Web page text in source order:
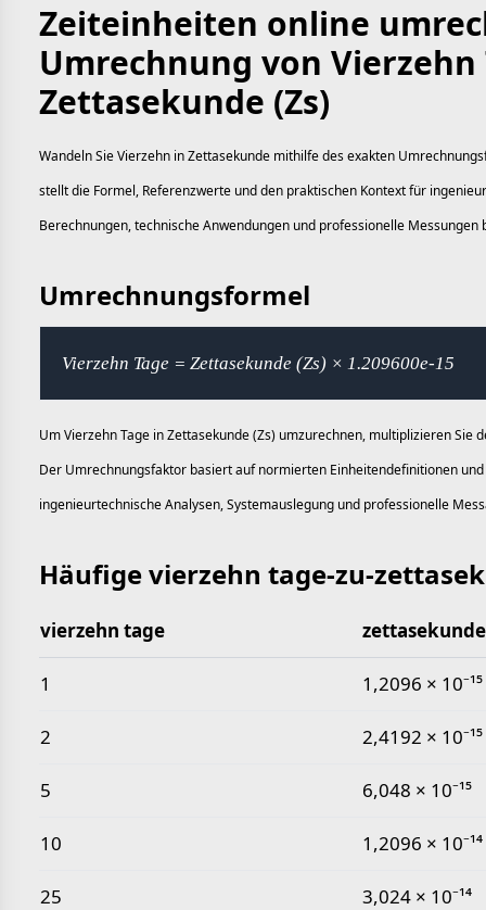
Zeiteinheiten online
Umrechnung von Vierzehn
Zettasekunde (Zs)
Wandeln Sie Vierzehn in Zettasekunde mithilfe des exakten
stellt die Formel, Referenzwerte und den praktischen Kontext für
Berechnungen, technische Anwendungen und professionelle Messungen
Umrechnungsformel
Vierzehn Tage = Zettasekunde (Zs) × 1.209600e-15
Um Vierzehn Tage in Zettasekunde (Zs) umzurechnen, multiplizieren Sie
Der Umrechnungsfaktor basiert auf normierten Einheitendefinitionen
ingenieurtechnische Analysen, Systemauslegung und professionelle
Häufige vierzehn tage-zu-
Häufige vierzehn tage-zu-zettasekunde-Werte
vierzehn tage zettasekunde
1 1,2096 × 10⁻¹⁵
2 2,4192 × 10⁻¹⁵
5 6,048 × 10⁻¹⁵
10 1,2096 × 10⁻¹⁴
25 3,024 × 10⁻¹⁴